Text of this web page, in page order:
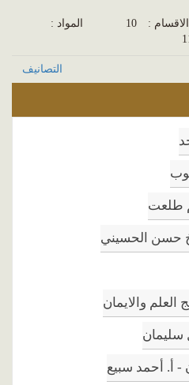
الاقسام : 10
المواد :
التصانيف
طلعت
حسن الحسيني
والايمان
سليمان
- أ. أحمد سبيع